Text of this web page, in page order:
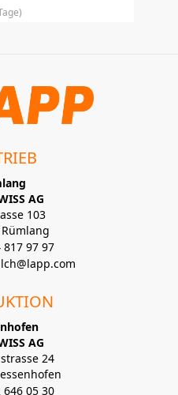
AG
103
817 97 97
AG
24
646 05 30